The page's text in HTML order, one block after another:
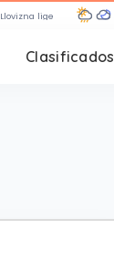
Llovizna ligera
Clasificados